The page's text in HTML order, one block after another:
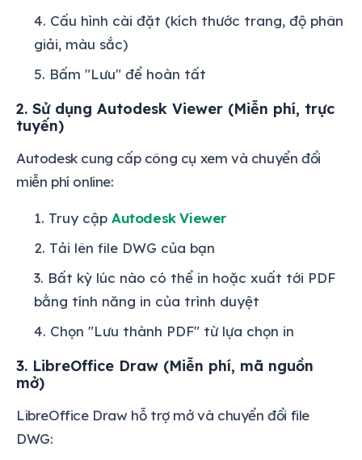
Cấu hình cài đặt (kích thước trang, độ phân
giải, màu sắc)
Bấm "Lưu" để hoàn tất
2. Sử dụng Autodesk Viewer (Miễn phí, trực
tuyến)
Autodesk cung cấp công cụ xem và chuyển đổi
miễn phí online:
Truy cập Autodesk Viewer
Tải lên file DWG của bạn
Bất kỳ lúc nào có thể in hoặc xuất tới PDF
bằng tính năng in của trình duyệt
Chọn "Lưu thành PDF" từ lựa chọn in
3. LibreOffice Draw (Miễn phí, mã nguồn
mở)
LibreOffice Draw hỗ trợ mở và chuyển đổi file
DWG: